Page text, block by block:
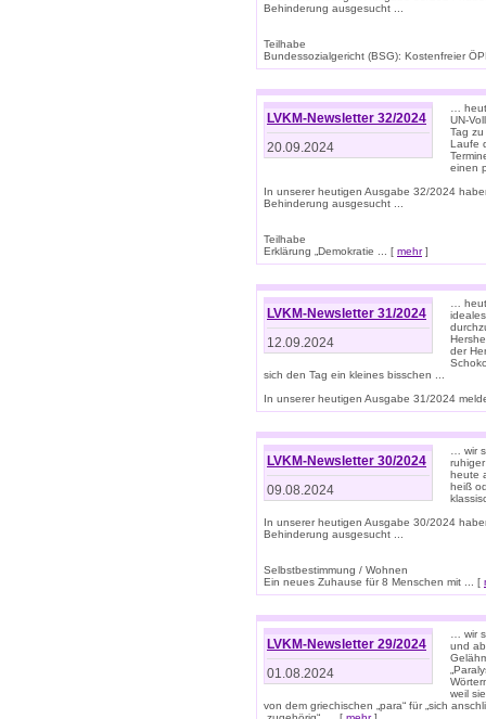
Behinderung ausgesucht ...
Teilhabe
Bundessozialgericht (BSG): Kostenfreier
LVKM-Newsletter 32/2024
20.09.2024
…
UN-
Tag
Laufe
einen
In unserer heutigen Ausgabe 32/2024
Behinderung ausgesucht ...
Teilhabe
Erklärung „Demokratie ... [ mehr]
LVKM-Newsletter 31/2024
12.09.2024
…
der
sich den Tag ein kleines bisschen ...
In unserer heutigen Ausgabe 31/2024
LVKM-Newsletter 30/2024
09.08.2024
… wir
heute
heiß
In unserer heutigen Ausgabe 30/2024
Behinderung ausgesucht ...
Selbstbestimmung / Wohnen
Ein neues Zuhause für 8 Menschen mit ... [
LVKM-Newsletter 29/2024
01.08.2024
… wir
und
weil
von dem griechischen „para“ für „sich